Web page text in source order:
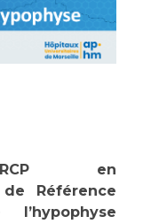
à un patient
de radiologie
en
Référence